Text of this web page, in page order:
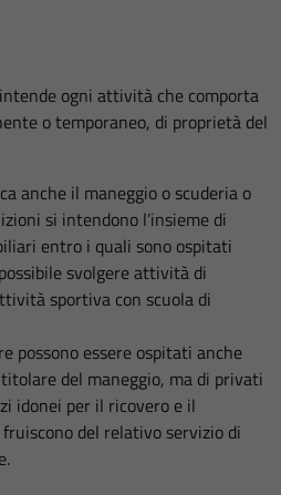
ogni attività che comporta
o temporaneo, di proprietà del
anche il maneggio o scuderia o
si intendono l’insieme di
entro i quali sono ospitati
svolgere attività di
sportiva con scuola di
possono essere ospitati anche
del maneggio, ma di privati
idonei per il ricovero e il
del relativo servizio di